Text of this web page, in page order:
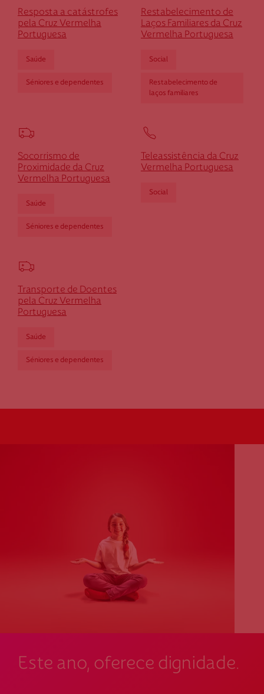
Comité Internacional
Resposta a catástrofes
pela Cruz Vermelha
Portuguesa
Saúde
Séniores e dependentes
Restabelecimento de
Laços Familiares da Cruz
Vermelha Portuguesa
Social
Restabelecimento de
laços familiares
Socorrismo de
Proximidade da Cruz
Vermelha Portuguesa
Saúde
Séniores e dependentes
Teleassistência da Cruz
Vermelha Portuguesa
Social
Transporte de Doentes
pela Cruz Vermelha
Portuguesa
Saúde
Séniores e dependentes
Este ano, oferece dignidade.